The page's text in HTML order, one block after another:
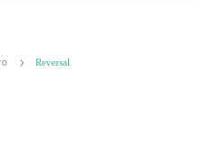
Reversal